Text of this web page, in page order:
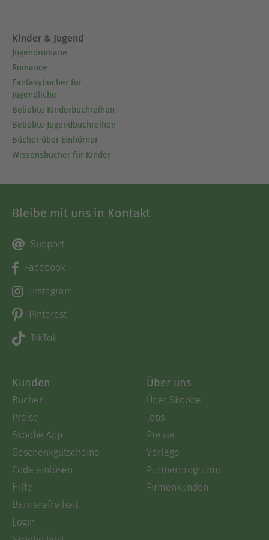
Kinder & Jugend
Jugendromane
Romance
Fantasybücher für
Jugendliche
Beliebte Kinderbuchreihen
Beliebte Jugendbuchreihen
Bücher über Einhörner
Wissensbücher für Kinder
Bleibe mit uns in Kontakt
Support
Facebook
Instagram
Pinterest
TikTok
Kunden
Bücher
Preise
Skoobe App
Geschenkgutscheine
Code einlösen
Hilfe
Barrierefreiheit
Login
Über uns
Über Skoobe
Jobs
Presse
Verlage
Partnerprogramm
Firmenkunden